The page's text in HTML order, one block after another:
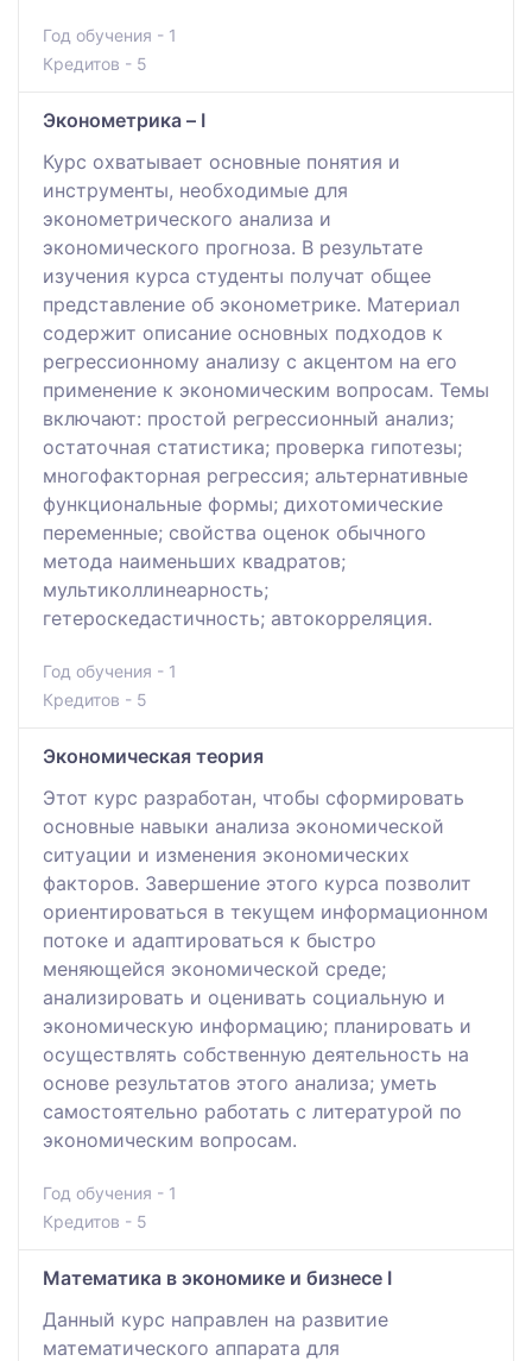
Год обучения - 1
Кредитов - 5
Эконометрика – I
Курс охватывает основные понятия и
инструменты, необходимые для
эконометрического анализа и
экономического прогноза. В результате
изучения курса студенты получат общее
представление об эконометрике. Материал
содержит описание основных подходов к
регрессионному анализу с акцентом на его
применение к экономическим вопросам. Темы
включают: простой регрессионный анализ;
остаточная статистика; проверка гипотезы;
многофакторная регрессия; альтернативные
функциональные формы; дихотомические
переменные; свойства оценок обычного
метода наименьших квадратов;
мультиколлинеарность;
гетероскедастичность; автокорреляция.
Год обучения - 1
Кредитов - 5
Экономическая теория
Этот курс разработан, чтобы сформировать
основные навыки анализа экономической
ситуации и изменения экономических
факторов. Завершение этого курса позволит
ориентироваться в текущем информационном
потоке и адаптироваться к быстро
меняющейся экономической среде;
анализировать и оценивать социальную и
экономическую информацию; планировать и
осуществлять собственную деятельность на
основе результатов этого анализа; уметь
самостоятельно работать с литературой по
экономическим вопросам.
Год обучения - 1
Кредитов - 5
Математика в экономике и бизнесе I
Данный курс направлен на развитие
математического аппарата для